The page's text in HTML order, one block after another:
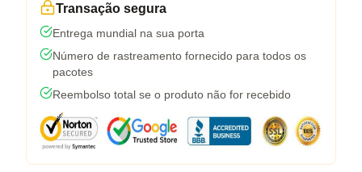
Transação segura
Entrega mundial na sua porta
Número de rastreamento fornecido para todos os
pacotes
Reembolso total se o produto não for recebido